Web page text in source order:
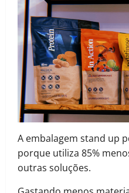
A embalagem stand up
porque utiliza 85%
outras soluções.